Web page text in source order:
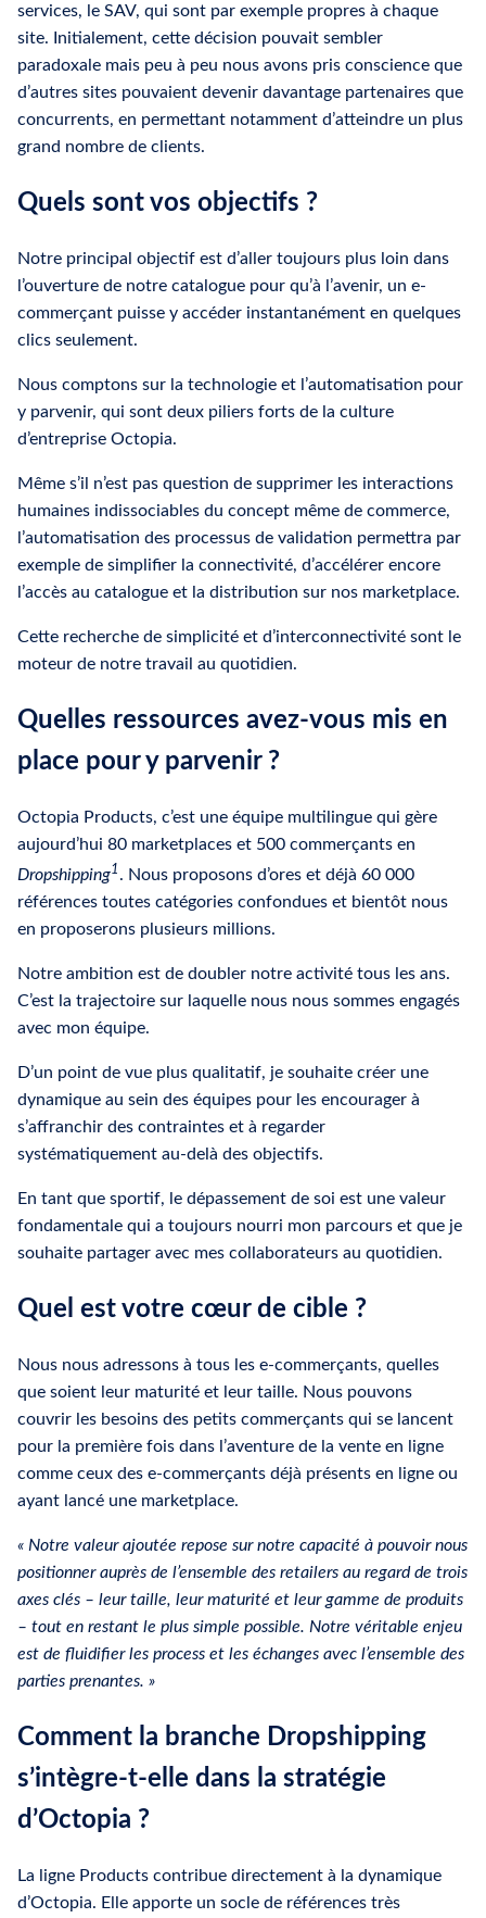
services, le SAV, qui sont par exemple propres à chaque
site. Initialement, cette décision pouvait sembler
paradoxale mais peu à peu nous avons pris conscience que
d’autres sites pouvaient devenir davantage partenaires que
concurrents, en permettant notamment d’atteindre un plus
grand nombre de clients.
Quels sont vos objectifs ?
Notre principal objectif est d’aller toujours plus loin dans
l’ouverture de notre catalogue pour qu’à l’avenir, un e-
commerçant puisse y accéder instantanément en quelques
clics seulement.
Nous comptons sur la technologie et l’automatisation pour
y parvenir, qui sont deux piliers forts de la culture
d’entreprise Octopia.
Même s’il n’est pas question de supprimer les interactions
humaines indissociables du concept même de commerce,
l’automatisation des processus de validation permettra par
exemple de simplifier la connectivité, d’accélérer encore
l’accès au catalogue et la distribution sur nos marketplace.
Cette recherche de simplicité et d’interconnectivité sont le
moteur de notre travail au quotidien.
Quelles ressources avez-vous mis en
place pour y parvenir ?
Octopia Products, c’est une équipe multilingue qui gère
aujourd’hui 80 marketplaces et 500 commerçants en
Dropshipping1 . Nous proposons d’ores et déjà 60 000
références toutes catégories confondues et bientôt nous
en proposerons plusieurs millions.
Notre ambition est de doubler notre activité tous les ans.
C’est la trajectoire sur laquelle nous nous sommes engagés
avec mon équipe.
D’un point de vue plus qualitatif, je souhaite créer une
dynamique au sein des équipes pour les encourager à
s’affranchir des contraintes et à regarder
systématiquement au-delà des objectifs.
En tant que sportif, le dépassement de soi est une valeur
fondamentale qui a toujours nourri mon parcours et que je
souhaite partager avec mes collaborateurs au quotidien.
Quel est votre cœur de cible ?
Nous nous adressons à tous les e-commerçants, quelles
que soient leur maturité et leur taille. Nous pouvons
couvrir les besoins des petits commerçants qui se lancent
pour la première fois dans l’aventure de la vente en ligne
comme ceux des e-commerçants déjà présents en ligne ou
ayant lancé une marketplace.
« Notre valeur ajoutée repose sur notre capacité à pouvoir nous
positionner auprès de l’ensemble des retailers au regard de trois
axes clés – leur taille, leur maturité et leur gamme de produits
– tout en restant le plus simple possible. Notre véritable enjeu
est de fluidifier les process et les échanges avec l’ensemble des
parties prenantes. »
Comment la branche Dropshipping
s’intègre-t-elle dans la stratégie
d’Octopia ?
La ligne Products contribue directement à la dynamique
d’Octopia. Elle apporte un socle de références très